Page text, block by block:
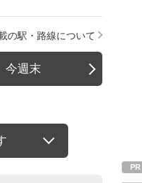
の駅・路線について
今週末